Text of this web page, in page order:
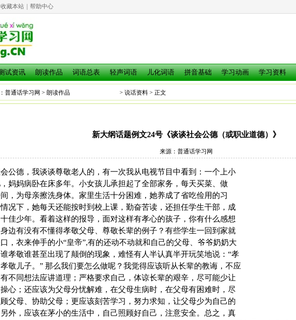
收藏本站 帮助中心
试资讯 朗读作品 词语总表 轻声词语 儿化词语 拼音基础 学习动画 学习资料
普通话学习网 > 朗读作品 > 说话资料 > 正文
新大纲话题例文24号《谈谈社会公德（或职业道德）》
来源： 普通话学习网
公德，我谈谈尊敬老人的，有一次我从电视节目中看到：一个上小
妈妈病卧在床多年。小女孩儿承担起了全部家务，每天买菜、做
，为母亲擦洗身体。家里生活十分困难，她养成了省吃俭用的习
况下，她每天还能按时到校上课，勤奋苦读，还担任学生干部，成
佳少年。看着这样的报导，面对这样有孝心的孩子，你有什么感想
边有没有不懂得孝敬父母、尊敬长辈的例子？有些学生一回到家就
，衣来伸手的小“皇帝”,有的还动不动就和自己的父母、爷爷奶奶大
孝敬谁甚至出现了颠倒的现象，难怪有人半认真半开玩笑地说：“孝
敬儿子。” 那么我们要怎么做呢？我觉得应该听从长辈的教诲，不应
不同想法应讲道理；严格要求自己，体谅长辈的艰辛，尽可能少让
心；还应该为父母分忧解难，在父母生病时，在父母有困难时，尽
父母、协助父母；更应该刻苦学习，努力求知，让父母少为自己的
外，应该在茅小的生活中，自己照顾好自己，注意安全。总之，真